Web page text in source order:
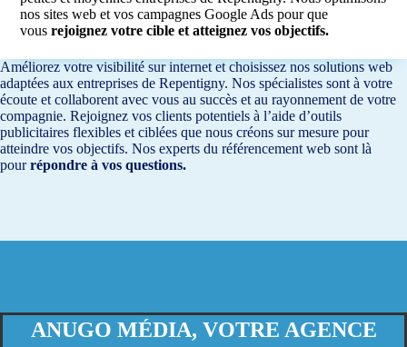
nos sites web et vos campagnes Google Ads pour que
vous rejoignez votre cible et atteignez vos objectifs.
Améliorez votre visibilité sur internet et choisissez nos solutions web
adaptées aux entreprises de Repentigny. Nos spécialistes sont à votre
écoute et collaborent avec vous au succès et au rayonnement de votre
compagnie. Rejoignez vos clients potentiels à l’aide d’outils
publicitaires flexibles et ciblées que nous créons sur mesure pour
atteindre vos objectifs. Nos experts du référencement web sont là
pourrépondre à vos questions.
ANUGO MÉDIA, VOTRE AGENCE